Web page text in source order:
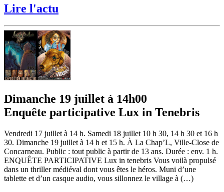
Lire l'actu
Dimanche 19 juillet à 14h00
Enquête participative Lux in Tenebris
Vendredi 17 juillet à 14 h. Samedi 18 juillet 10 h 30, 14 h 30 et 16 h
30. Dimanche 19 juillet à 14 h et 15 h. À La Chap’L, Ville-Close de
Concarneau. Public : tout public à partir de 13 ans. Durée : env. 1 h.
ENQUÊTE PARTICIPATIVE Lux in tenebris Vous voilà propulsé
dans un thriller médiéval dont vous êtes le héros. Muni d’une
tablette et d’un casque audio, vous sillonnez le village à (…)